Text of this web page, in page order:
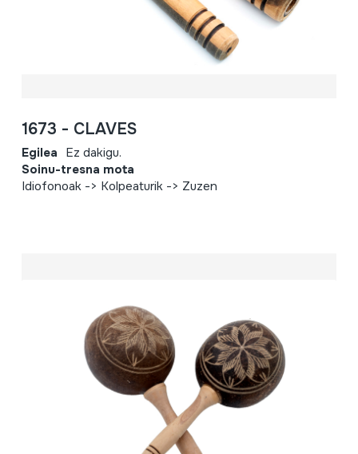
1673 - CLAVES
Egilea Ez dakigu.
Soinu-tresna mota
Idiofonoak -> Kolpeaturik -> Zuzen